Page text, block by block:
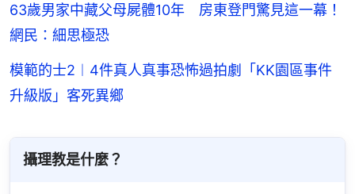
63歲男家中藏父母屍體10年 房東登門驚見這一幕！
網民：細思極恐
模範的士2︱4件真人真事恐怖過拍劇「KK園區事件
升級版」客死異鄉
攝理教是什麼？